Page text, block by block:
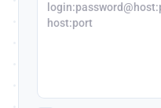
host:port